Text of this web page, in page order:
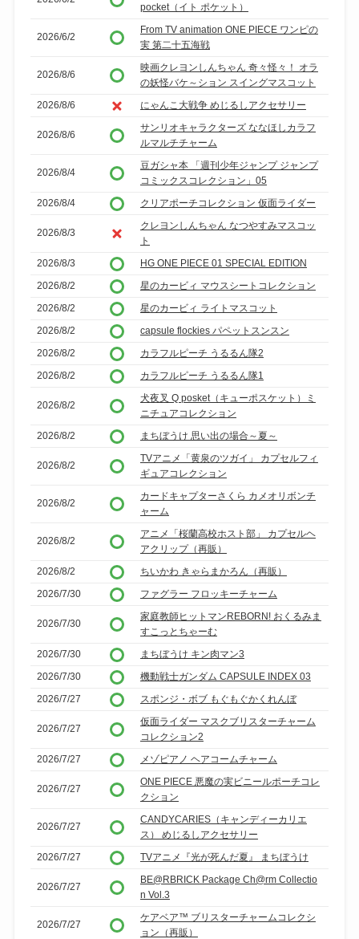
pocket（イト ポケット）
2026/6/2
From TV animation ONE PIECE ワンピの
実 第二十五海戦
2026/8/6
映画クレヨンしんちゃん 奇々怪々！ オラ
の妖怪バケ～ション スイングマスコット
2026/8/6
にゃんこ大戦争 めじるしアクセサリー
2026/8/6
サンリオキャラクターズ ななほしカラフ
ルマルチチャーム
2026/8/4
豆ガシャ本 「週刊少年ジャンプ ジャンプ
コミックスコレクション」05
2026/8/4
クリアポーチコレクション 仮面ライダー
2026/8/3
クレヨンしんちゃん なつやすみマスコッ
ト
2026/8/3
HG ONE PIECE 01 SPECIAL EDITION
2026/8/2
星のカービィ マウスシートコレクション
2026/8/2
星のカービィ ライトマスコット
2026/8/2
capsule flockies パペットスンスン
2026/8/2
カラフルピーチ うるるん隊2
2026/8/2
カラフルピーチ うるるん隊1
2026/8/2
犬夜叉 Q posket（キューポスケット）ミ
ニチュアコレクション
2026/8/2
まちぼうけ 思い出の場合～夏～
2026/8/2
TVアニメ「黄泉のツガイ」 カプセルフィ
ギュアコレクション
2026/8/2
カードキャプターさくら カメオリボンチ
ャーム
2026/8/2
アニメ「桜蘭高校ホスト部」 カプセルヘ
アクリップ（再販）
2026/8/2
ちいかわ きゃらまかろん（再販）
2026/7/30
ファグラー フロッキーチャーム
2026/7/30
家庭教師ヒットマンREBORN! おくるみま
すこっとちゃーむ
2026/7/30
まちぼうけ キン肉マン3
2026/7/30
機動戦士ガンダム CAPSULE INDEX 03
2026/7/27
スポンジ・ボブ もぐもぐかくれんぼ
2026/7/27
仮面ライダー マスクブリスターチャーム
コレクション2
2026/7/27
メゾピアノ ヘアコームチャーム
2026/7/27
ONE PIECE 悪魔の実ビニールポーチコレ
クション
2026/7/27
CANDYCARIES（キャンディーカリエ
ス） めじるしアクセサリー
2026/7/27
TVアニメ『光が死んだ夏』 まちぼうけ
2026/7/27
BE@RBRICK Package Ch@rm Collectio
n Vol.3
2026/7/27
ケアベア™ ブリスターチャームコレクシ
ョン（再販）